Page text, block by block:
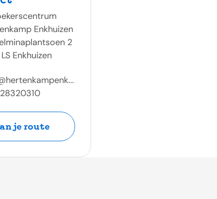
Enkhuizen
2
Enkhuizen
je route